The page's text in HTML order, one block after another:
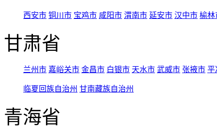
西安市 铜川市 宝鸡市 咸阳市 渭南市 延安市 汉中市 榆林
甘肃省
兰州市 嘉峪关市 金昌市 白银市 天水市 武威市 张掖市 平
临夏回族自治州 甘南藏族自治州
青海省